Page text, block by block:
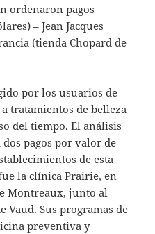
ordenaron pagos
– Jean Jacques
(tienda Chopard de
por los usuarios de
tratamientos de belleza
del tiempo. El análisis
pagos por valor de
de esta
la clínica Prairie, en
Montreaux, junto al
Vaud. Sus programas de
preventiva y